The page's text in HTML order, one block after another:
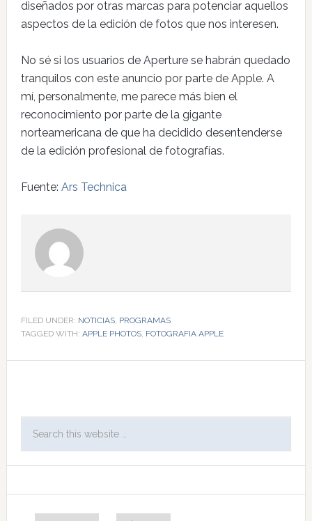
diseñados por otras marcas para potenciar aquellos
aspectos de la edición de fotos que nos interesen.
No sé si los usuarios de Aperture se habrán quedado
tranquilos con este anuncio por parte de Apple. A
mí, personalmente, me parece más bien el
reconocimiento por parte de la gigante
norteamericana de que ha decidido desentenderse
de la edición profesional de fotografías.
Fuente: Ars Technica
FILED UNDER: NOTICIAS, PROGRAMAS
TAGGED WITH: APPLE PHOTOS, FOTOGRAFIA APPLE